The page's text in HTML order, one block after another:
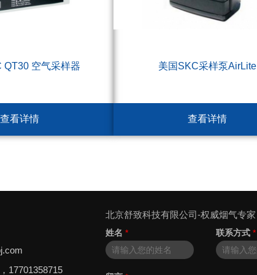
QT30 空气采样器
查看详情
美国SKC采样泵AirLite
查看详情
17701358715
北京舒致科技有限公司-权威烟气专家
姓名* 联系方式*